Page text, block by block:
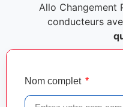
Allo Changement
conducteurs
Nom complet